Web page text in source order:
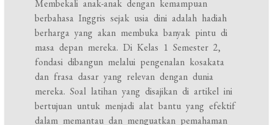
Membekali anak-anak dengan kemampuan
berbahasa Inggris sejak usia dini adalah hadiah
berharga yang akan membuka banyak pintu di
masa depan mereka. Di Kelas 1 Semester 2,
fondasi dibangun melalui pengenalan kosakata
dan frasa dasar yang relevan dengan dunia
mereka. Soal latihan yang disajikan di artikel ini
bertujuan untuk menjadi alat bantu yang efektif
dalam memantau dan menguatkan pemahaman